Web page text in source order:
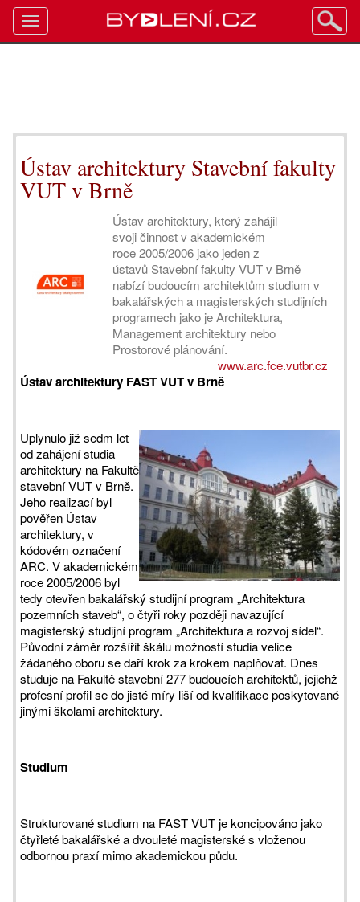
Ústav architektury Stavební fakulty
VUT v Brně
Ústav architektury, který zahájil
svoji činnost v akademickém
roce 2005/2006 jako jeden z
ústavů Stavební fakulty VUT v Brně
nabízí budoucím architektům studium v
bakalářských a magisterských studijních
programech jako je Architektura,
Management architektury nebo
Prostorové plánování.
www.arc.fce.vutbr.cz
Ústav architektury FAST VUT v Brně
Uplynulo již sedm let
od zahájení studia
architektury na Fakultě
stavební VUT v Brně.
Jeho realizací byl
pověřen Ústav
architektury, v
kódovém označení
ARC. V akademickém
roce 2005/2006 byl
tedy otevřen bakalářský studijní program „Architektura
pozemních staveb“, o čtyři roky později navazující
magisterský studijní program „Architektura a rozvoj sídel“.
Původní záměr rozšířit škálu možností studia velice
žádaného oboru se daří krok za krokem naplňovat. Dnes
studuje na Fakultě stavební 277 budoucích architektů, jejichž
profesní profil se do jisté míry liší od kvalifikace poskytované
jinými školami architektury.
Studium
Strukturované studium na FAST VUT je koncipováno jako
čtyřleté bakalářské a dvouleté magisterské s vloženou
odbornou praxí mimo akademickou půdu.
Toggle
navigation